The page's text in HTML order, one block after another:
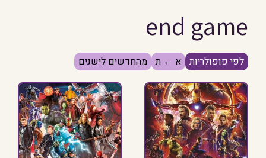
end game
לפי פופולריות א ← ת מהחדשים לישנים